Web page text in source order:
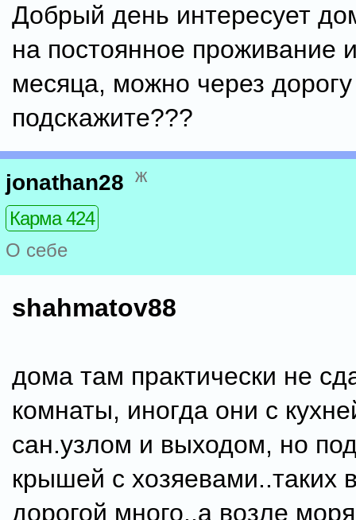
Добрый день интересует
на постоянное проживание
месяца, можно через дорогу
подскажите???
jonathan28 ж
Карма 424
О себе
shahmatov88
дома там практически не
комнаты, иногда они с
сан.узлом и выходом, но
крышей с хозяевами..таких
дорогой много..а возле